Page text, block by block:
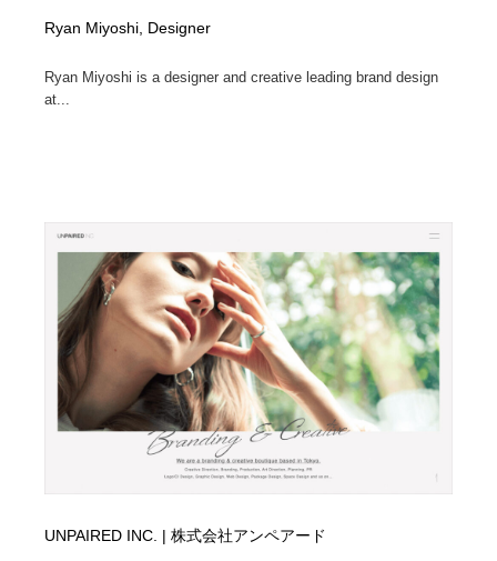
Ryan Miyoshi, Designer
Ryan Miyoshi is a designer and creative leading brand design
at...
UNPAIRED INC. | 株式会社アンペアード